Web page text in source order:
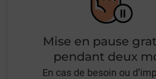
Mise en pause
pendant deux
En cas de besoin ou